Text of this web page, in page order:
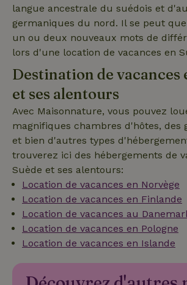
langue ancestrale du suédois et
germaniques du nord. Il se peut
un ou deux nouveaux mots de
lors d'une location de vacances en
Destination de vacances
et ses alentours
Avec Maisonnature, vous pouvez
magnifiques chambres d'hôtes, des
et bien d'autres types
trouverez ici des hébergements de
Suède et ses alentours:
Location de vacances en Norvège
Location de vacances en Finlande
Location de vacances au
Location de vacances en Pologne
Location de vacances en Islande
_nhft_term-search
_nhftconstraint_search-
_nhftconstraint_user-
create-account
nature_house_session